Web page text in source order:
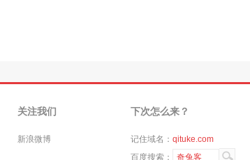
关注我们
新浪微博
下次怎么来？
记住域名： qituke.com
百度搜索：
奇兔客